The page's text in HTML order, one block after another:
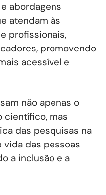
abordagens
atendam às
profissionais,
promovendo
acessível e
não apenas o
científico, mas
das pesquisas na
vida das pessoas
a inclusão e a